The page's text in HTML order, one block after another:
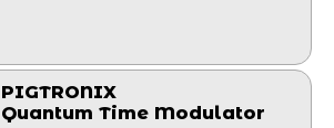
PIGTRONIX
Quantum Time Modulator